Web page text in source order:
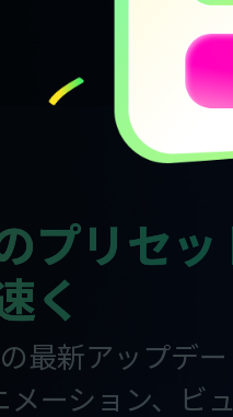
プリセ
く
最新アップデ
メーション、ビ